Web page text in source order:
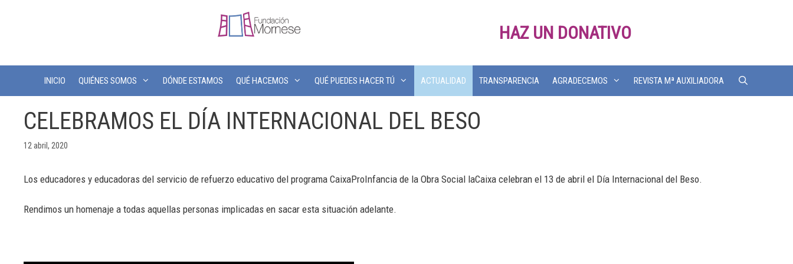
HAZ UN DONATIVO
INICIO QUIÉNES SOMOS DÓNDE ESTAMOS QUÉ HACEMOS QUÉ PUEDES HACER TÚ ACTUALIDAD TRANSPARENCIA AGRADECEMOS REVISTA Mª AUXILIADORA
CELEBRAMOS EL DÍA INTERNACIONAL DEL BESO
12 abril, 2020
Los educadores y educadoras del servicio de refuerzo educativo del programa CaixaProInfancia de la Obra Social laCaixa celebran el 13 de abril el Día Internacional del Beso.
Rendimos un homenaje a todas aquellas personas implicadas en sacar esta situación adelante.